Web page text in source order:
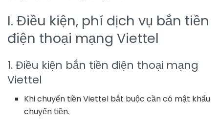
I. Điều kiện, phí dịch vụ bắn tiền
điện thoại mạng Viettel
1. Điều kiện bắn tiền điện thoại mạng
Viettel
Khi chuyển tiền Viettel bắt buộc cần có mật khẩu
chuyển tiền.